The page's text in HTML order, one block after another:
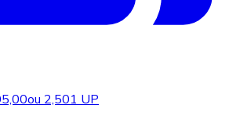
ou 2,501 UP